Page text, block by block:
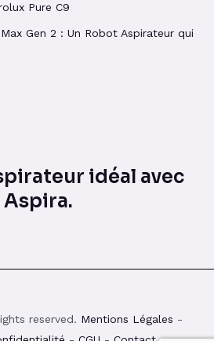
Pure C9
Gen 2 : Un Robot Aspirateur qui
idéal avec
Aspira.
reserved. Mentions Légales -